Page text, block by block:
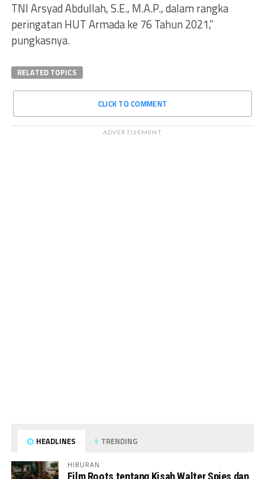
TNI Arsyad Abdullah, S.E., M.A.P., dalam rangka
peringatan HUT Armada ke 76 Tahun 2021,”
pungkasnya.
RELATED TOPICS
CLICK TO COMMENT
ADVERTISEMENT
HEADLINES TRENDING
HIBURAN
Film Roots tentang Kisah Walter Spies dan